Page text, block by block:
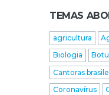
TEMAS
agricultura
Biologia
Cantoras
Coronavírus